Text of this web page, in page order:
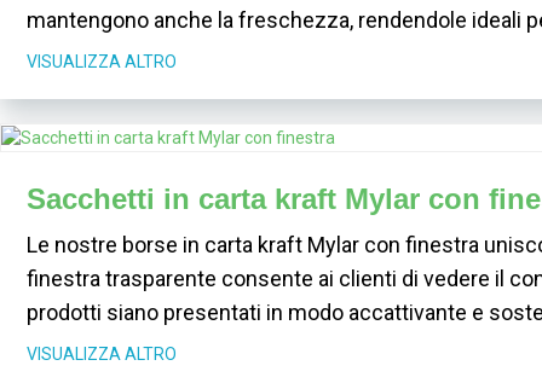
mantengono anche la freschezza, rendendole ideali
VISUALIZZA ALTRO
Sacchetti in carta kraft Mylar con
Le nostre borse in carta kraft Mylar con finestra
finestra trasparente consente ai clienti di vedere il
prodotti siano presentati in modo accattivante e
VISUALIZZA ALTRO